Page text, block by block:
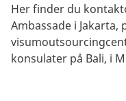
Her finder du
Ambassade i Jakarta,
konsulater på Bali, i